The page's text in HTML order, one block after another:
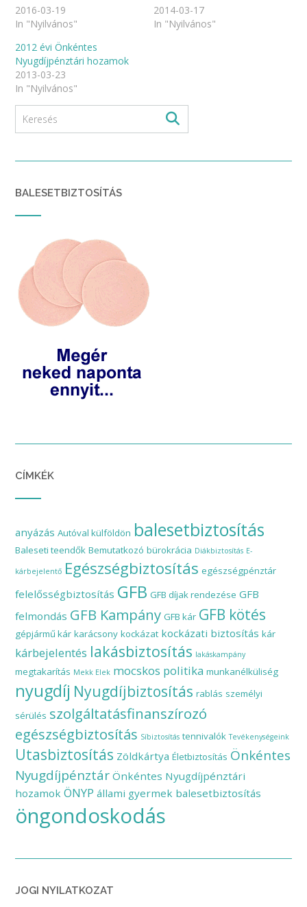
2016-03-19
In "Nyilvános"
2014-03-17
In "Nyilvános"
2012 évi Önkéntes
Nyugdíjpénztári hozamok
2013-03-23
In "Nyilvános"
BALESETBIZTOSÍTÁS
CÍMKÉK
anyázás Autóval külföldön balesetbiztosítás
Baleseti teendők Bemutatkozó bürokrácia Diákbiztosítás E-
kárbejelentő Egészségbiztosítás egészségpénztár
felelősségbiztosítás GFB GFB díjak rendezése GFB
felmondás GFB Kampány GFB kár GFB kötés
gépjármű kár karácsony kockázat kockázati biztosítás kár
kárbejelentés lakásbiztosítás lakáskampány
megtakarítás Mekk Elek mocskos politika munkanélküliség
nyugdíj Nyugdíjbiztosítás rablás személyi
sérülés szolgáltatásfinanszírozó
egészségbiztosítás Síbiztosítás tennivalók Tevékenységeink
Utasbiztosítás Zöldkártya Életbiztosítás Önkéntes
Nyugdíjpénztár Önkéntes Nyugdíjpénztári
hozamok ÖNYP állami gyermek balesetbiztosítás
öngondoskodás
JOGI NYILATKOZAT